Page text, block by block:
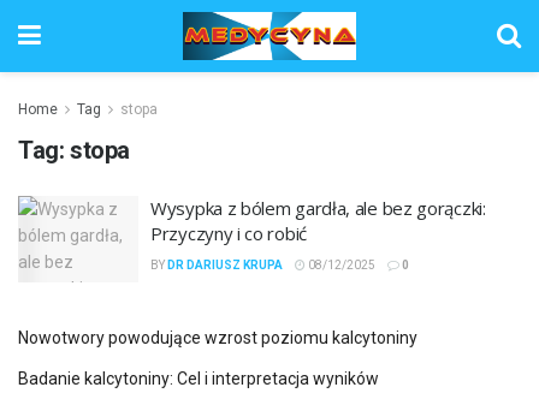
Home Tag stopa
Tag: stopa
Wysypka z bólem gardła, ale bez gorączki:
Przyczyny i co robić
BY DR DARIUSZ KRUPA 08/12/2025 0
Nowotwory powodujące wzrost poziomu kalcytoniny
Badanie kalcytoniny: Cel i interpretacja wyników